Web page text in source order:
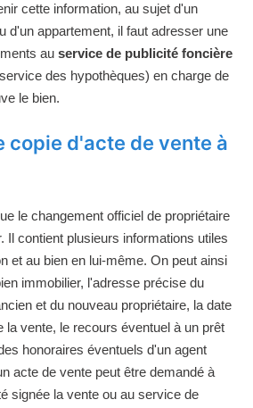
cette information, au sujet d'un
d'un appartement, il faut adresser une
au service de publicité foncière
des hypothèques) en charge de
le bien.
copie d'acte de vente à
le changement officiel de propriétaire
Il contient plusieurs informations utiles
et au bien en lui-même. On peut ainsi
immobilier, l'adresse précise du
et du nouveau propriétaire, la date
la vente, le recours éventuel à un prêt
honoraires éventuels d'un agent
acte de vente peut être demandé à
signée la vente ou au service de